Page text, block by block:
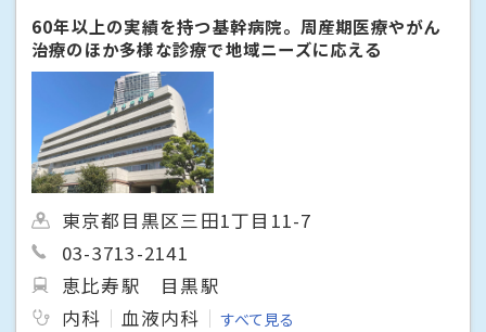
60年以上の実績を持つ基幹病院。周産期医療やがん
治療のほか多様な診療で地域ニーズに応える
東京都目黒区三田1丁目11-7
03-3713-2141
恵比寿駅 目黒駅
内科
血液内科 すべて見る